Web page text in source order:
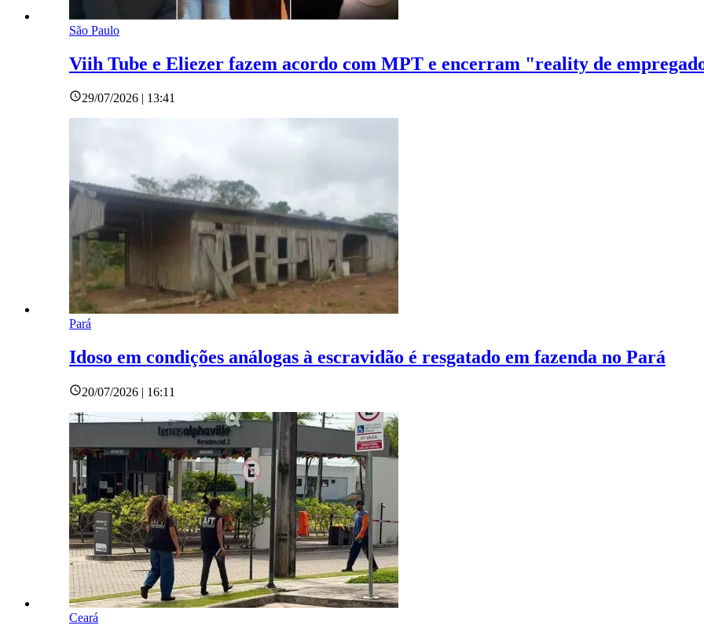
São Paulo
Viih Tube e Eliezer fazem acordo com MPT e encerram "reality de
29/07/2026 | 13:41
Pará
Idoso em condições análogas à escravidão é resgatado em fazenda no Pará
20/07/2026 | 16:11
Ceará